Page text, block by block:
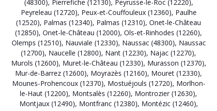
(48300), Pierrefiche (12130), Peyrusse-le-Roc (12220),
Peyreleau (12720), Peux-et-Couffouleux (12360), Paulhe
(12520), Palmas (12340), Palmas (12310), Onet-le-Château
(12850), Onet-le-Château (12000), Ols-et-Rinhodes (12260),
Olemps (12510), Nauviale (12330), Naussac (48300), Naussac
(12700), Naucelle (12800), Nant (12230), Najac (12270),
Murols (12600), Muret-le-Château (12330), Murasson (12370),
Mur-de-Barrez (12600), Moyrazès (12160), Mouret (12330),
Mounes-Prohencoux (12370), Mostuéjouls (12720), Morlhon-
le-Haut (12200), Montsalès (12260), Montrozier (12630),
Montjaux (12490), Montfranc (12380), Montézic (12460),